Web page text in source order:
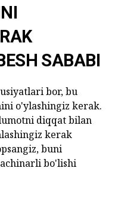
SABABI
bor, bu
o'ylashingiz kerak.
diqqat bilan
kerak
buni
bo'lishi